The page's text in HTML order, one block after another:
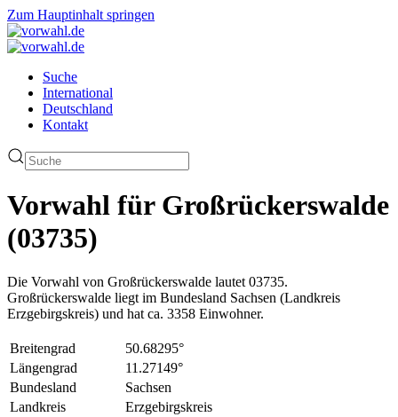
Zum Hauptinhalt springen
Suche
International
Deutschland
Kontakt
Vorwahl für Großrückerswalde
(03735)
Die Vorwahl von Großrückerswalde lautet 03735.
Großrückerswalde liegt im Bundesland Sachsen (Landkreis
Erzgebirgskreis) und hat ca. 3358 Einwohner.
Breitengrad
50.68295°
Längengrad
11.27149°
Bundesland
Sachsen
Landkreis
Erzgebirgskreis